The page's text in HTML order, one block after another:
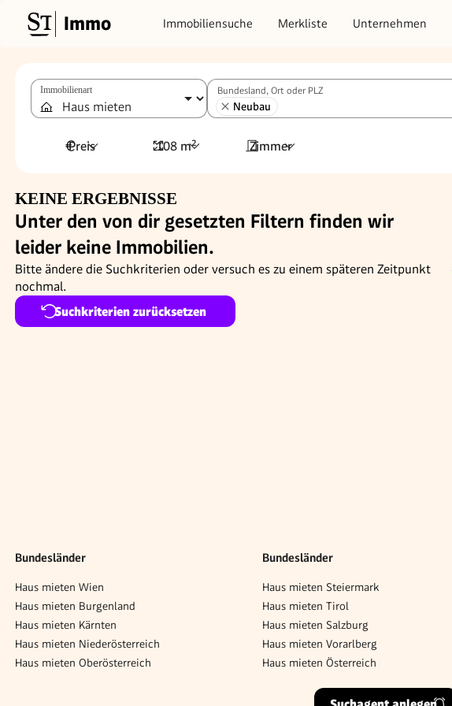
Immo Immobiliensuche Merkliste Unternehmen
Immobilienart Bundesland, Ort oder PLZ
Neubau
Preis 108 m² Zimmer
KEINE ERGEBNISSE
Unter den von dir gesetzten Filtern finden wir
leider keine Immobilien.
Bitte ändere die Suchkriterien oder versuch es zu einem späteren Zeitpunkt
nochmal.
Suchkriterien zurücksetzen
Bundesländer
Haus mieten Wien
Haus mieten Burgenland
Haus mieten Kärnten
Haus mieten Niederösterreich
Haus mieten Oberösterreich
Bundesländer
Haus mieten Steiermark
Haus mieten Tirol
Haus mieten Salzburg
Haus mieten Vorarlberg
Haus mieten Österreich